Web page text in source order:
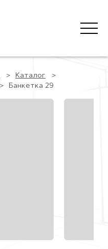
Каталог
Банкетка 29